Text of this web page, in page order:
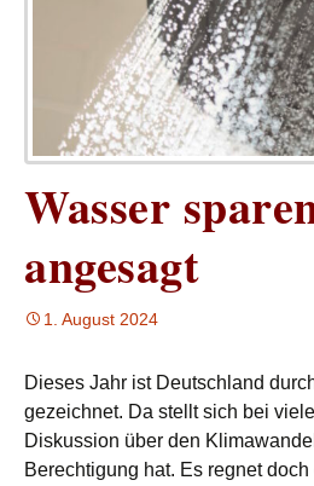
Wasser
angesagt
1. August 2024
Dieses Jahr ist Deutschland
gezeichnet. Da stellt sich bei
Diskussion über den
Berechtigung hat. Es regnet